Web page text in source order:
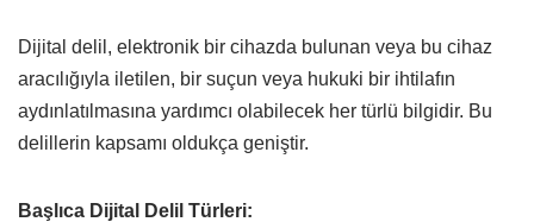
Dijital delil, elektronik bir cihazda bulunan veya bu cihaz
aracılığıyla iletilen, bir suçun veya hukuki bir ihtilafın
aydınlatılmasına yardımcı olabilecek her türlü bilgidir. Bu
delillerin kapsamı oldukça geniştir.
Başlıca Dijital Delil Türleri: